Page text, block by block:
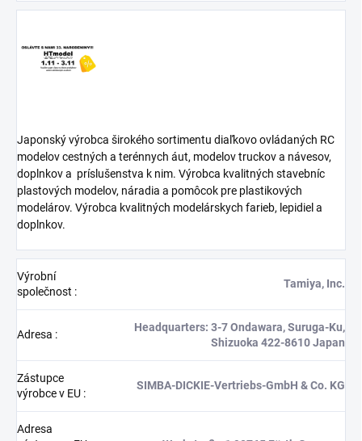
Japonský výrobca širokého sortimentu diaľkovo ovládaných RC
modelov cestných a terénnych áut, modelov truckov a návesov,
doplnkov a príslušenstva k nim. Výrobca kvalitných stavebníc
plastových modelov, náradia a pomôcok pre plastikových
modelárov. Výrobca kvalitných modelárskych farieb, lepidiel a
doplnkov.
Výrobní
společnost :
Tamiya, Inc.
Adresa :
Headquarters: 3-7 Ondawara, Suruga-Ku,
Shizuoka 422-8610 Japan
Zástupce
výrobce v EU :
SIMBA-DICKIE-Vertriebs-GmbH & Co. KG
Adresa